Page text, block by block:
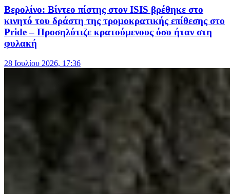
Βερολίνο: Βίντεο πίστης στον ISIS βρέθηκε στο
κινητό του δράστη της τρομοκρατικής επίθεσης στο
Pride – Προσηλύτιζε κρατούμενους όσο ήταν στη
φυλακή
28 Ιουλίου 2026, 17:36